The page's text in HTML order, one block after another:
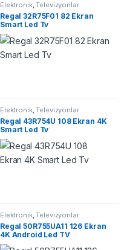
Elektronik,Televizyonlar
Regal 32R75F01 82 Ekran
Smart Led Tv
Elektronik,Televizyonlar
Regal 43R754U 108 Ekran 4K
Smart Led Tv
Elektronik,Televizyonlar
Regal 50R755UA11 126 Ekran
4K Android Led TV